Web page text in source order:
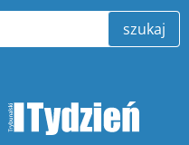
szukaj